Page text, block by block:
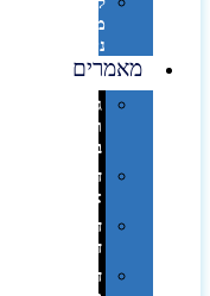
מוצרי
נייר
מאמרים
גימורים
והשבחות
בדפוס
דפוס
אופסט
דפוס
דיגיטלי
דפוס